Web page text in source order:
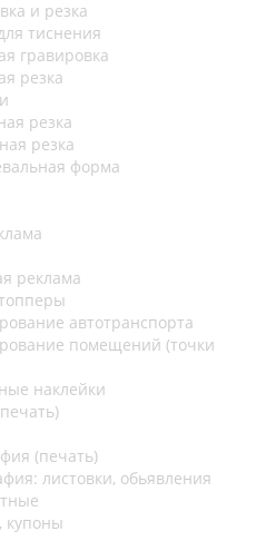
и резка
тиснения
гравировка
резка
резка
резка
форма
реклама
автотранспорта
помещений (точки
наклейки
(печать)
листовки, обьявления
купоны